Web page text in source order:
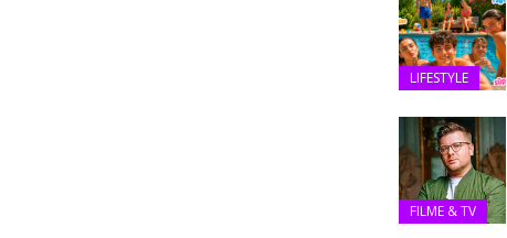
LIFESTYLE
FILME & TV